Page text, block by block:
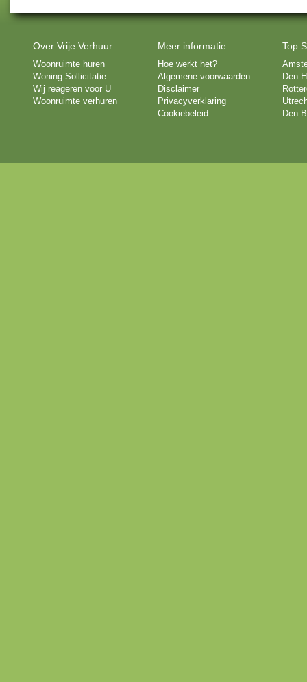
Over Vrije Verhuur
Woonruimte huren
Woning Sollicitatie
Wij reageren voor U
Woonruimte verhuren
Meer informatie
Hoe werkt het?
Algemene voorwaarden
Disclaimer
Privacyverklaring
Cookiebeleid
Top
Den
Den